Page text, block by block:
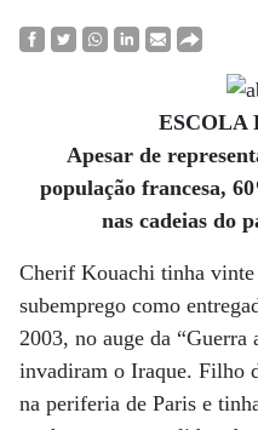
ESCOLA
Apesar de
população francesa,
nas cadeias do
Cherif Kouachi tinha vinte
subemprego como
2003, no auge da “Guerra
invadiram o Iraque. Filho
na periferia de Paris e